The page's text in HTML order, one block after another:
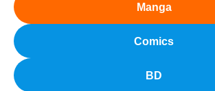
Manga
Comics
BD